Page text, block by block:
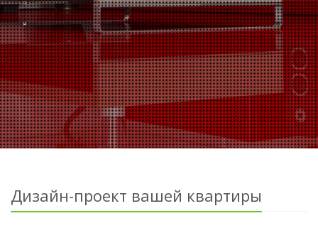
Дизайн-проект вашей квартиры